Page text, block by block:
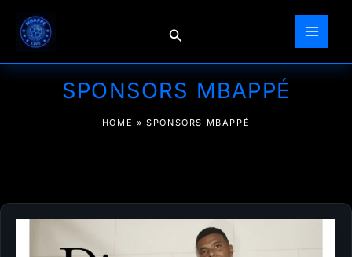
contenu
Rechercher
SPONSORS MBAPPÉ
HOME »SPONSORS MBAPPÉ